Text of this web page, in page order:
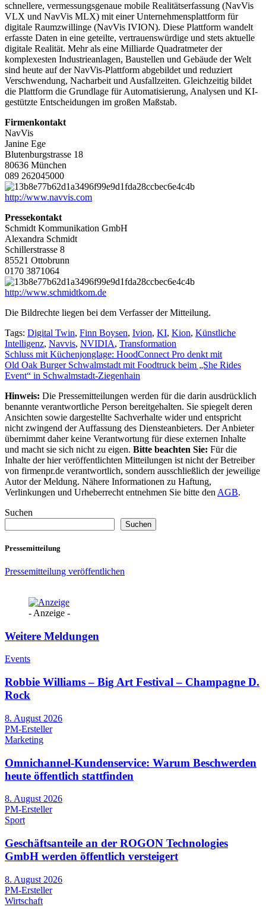
schnellere, vermessungsgenaue mobile Realitätserfassung (NavVis
VLX und NavVis MLX) mit einer Unternehmensplattform für
digitale Raumzwillinge (NavVis IVION). Diese Plattform wandelt
erfasste Daten in eine geteilte, vertrauenswürdige und stets aktuelle
digitale Realität. Mehr als eine Milliarde Quadratmeter der
komplexesten Industrieanlagen, Baustellen und Gebäude der Welt
sind heute auf der NavVis-Plattform abgebildet und reduziert
Verschwendung, Nacharbeit und Ausfallzeiten. Gleichzeitig bildet
die Plattform die Grundlage für Automatisierung, Analysen und KI-
gestützte Entscheidungen im großen Maßstab.
Firmenkontakt
NavVis
Janine Ege
Blutenburgstrasse 18
80636 München
089 262045000
http://www.navvis.com
Pressekontakt
Schmidt Kommunikation GmbH
Alexandra Schmidt
Schillerstrasse 8
85521 Ottobrunn
0170 3871064
http://www.schmidtkom.de
Die Bildrechte liegen bei dem Verfasser der Mitteilung.
Tags: Digital Twin, Finn Boysen, Ivion, KI, Kion, Künstliche
Intelligenz, Navvis, NVIDIA, Transformation
Beitragsnavigation
Schluss mit Küchenjonglage: HoodConnect Pro denkt mit
Old Oak Burger Schwalmstadt mit Foodtruck beim „She Rides
Event“ in Schwalmstadt-Ziegenhain
Hinweis: Die Pressemitteilungen werden für die darin ausdrücklich
benannte verantwortliche Person bereitgehalten. Sie spiegelt deren
Ansichten sowie dargestellte Sachverhalte wider und entspricht
nicht zwingend der Auffassung des Diensteanbieters. Der Anbieter
übernimmt daher keine Verantwortung für diese externen Inhalte
und macht sie sich nicht zu eigen. Bitte beachten Sie: Für die
Inhalte der hier veröffentlichten Mitteilungen ist nicht der Betreiber
von firmenpr.de verantwortlich, sondern ausschließlich der jeweilige
Autor der Meldung. Nähere Informationen zu Haftung,
Verlinkungen und Urheberrecht entnehmen Sie bitte den AGB.
Suchen
Suchen
Pressemitteilung
Pressemitteilung veröffentlichen
- Anzeige -
Weitere Meldungen
Events
Robbie Williams – Big Art Festival – Champagne D.
Rock
8. August 2026
PM-Ersteller
Marketing
Omnichannel-Kundenservice: Warum Beschwerden
heute öffentlich stattfinden
8. August 2026
PM-Ersteller
Sport
Geschäftsanteile an der ROGON Technologies
GmbH werden öffentlich versteigert
8. August 2026
PM-Ersteller
Wirtschaft